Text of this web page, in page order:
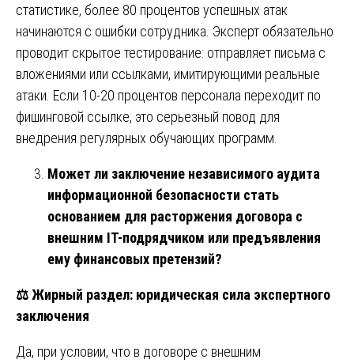
статистике, более 80 процентов успешных атак
начинаются с ошибки сотрудника. Эксперт обязательно
проводит скрытое тестирование: отправляет письма с
вложениями или ссылками, имитирующими реальные
атаки. Если 10-20 процентов персонала переходит по
фишинговой ссылке, это серьезный повод для
внедрения регулярных обучающих программ.
Может ли заключение независимого аудита
информационной безопасности стать
основанием для расторжения договора с
внешним IT-подрядчиком или предъявления
ему финансовых претензий?
⚖️Жирный раздел: юридическая сила экспертного
заключения
Да, при условии, что в договоре с внешним